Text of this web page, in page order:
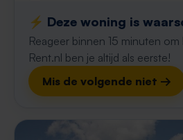
⚡️ Deze woning is
Reageer binnen 15 minuten
Rent.nl ben je altijd als eerste!
Mis de volgende niet →